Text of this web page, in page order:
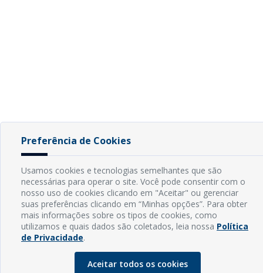
Preferência de Cookies
Usamos cookies e tecnologias semelhantes que são
necessárias para operar o site. Você pode consentir com o
nosso uso de cookies clicando em "Aceitar" ou gerenciar
suas preferências clicando em “Minhas opções”. Para obter
mais informações sobre os tipos de cookies, como
utilizamos e quais dados são coletados, leia nossa Política
de Privacidade.
Aceitar todos os cookies